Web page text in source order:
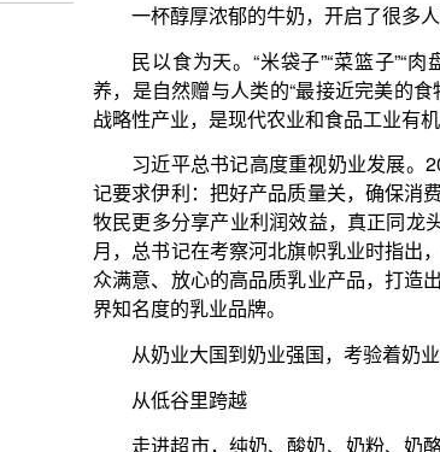
牧民更多分享产业利润效益，真正同龙头企业等经营主体形
众满意、放心的高品质乳业产品，打造出具有国际竞争力
界知名度的乳业品牌。
从奶业大国到奶业强国，考验着奶业全链条的耐心、匠
走进超市，纯奶、酸奶、奶粉、奶酪等各类乳制品摆
奶，从基础款到功能款，让人目不暇接。其实，在我国，
业，真正得到快速发展也就是最近20多年的事情。2000年
仅7公斤多，2015年达36公斤，目前约42公斤。
农业农村部农产品市场分析预警团队牛奶首席分析师、
展研究所副研究员杨祯妮说，受2008年三聚氰胺事件影响
出台和消费信心恢复，生产快速发展，2024年产量增加到